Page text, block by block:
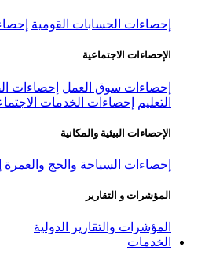
إحصاءات الحسابات القومية
الإحصاءات الاجتماعية
إحصاءات سوق العمل إحصاءات
التعليم
إحصاءات الخدمات
الإحصاءات البيئية والمكانية
إحصاءات السياحة والحج والعمرة
المؤشرات و التقارير
المؤشرات والتقارير الدولية
الخدمات